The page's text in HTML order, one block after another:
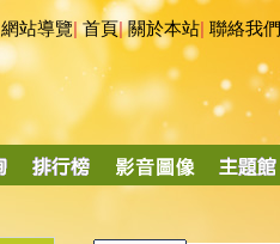
網站導覽|首頁|關於本站 聯絡我們